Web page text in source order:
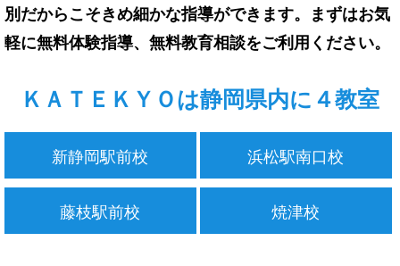
別だからこそきめ細かな指導ができます。まずはお気
軽に無料体験指導、無料教育相談をご利用ください。
ＫＡＴＥＫＹＯは静岡県内に４教室
新静岡駅前校 浜松駅南口校
藤枝駅前校 焼津校